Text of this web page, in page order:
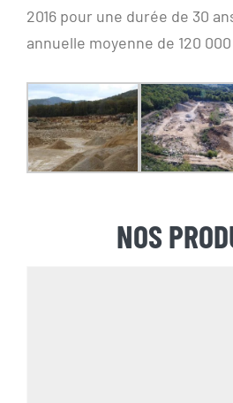
2016 pour une durée de 30
annuelle moyenne de 120
NOS